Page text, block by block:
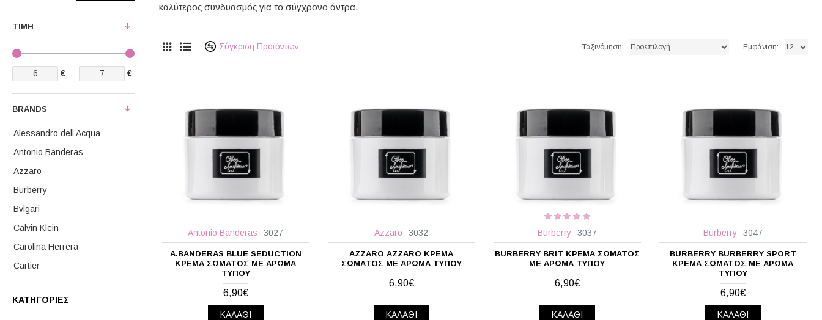
ΤΙΜΉ
€ €
BRANDS
Alessandro dell Acqua
Antonio Banderas
Azzaro
Burberry
Bvlgari
Calvin Klein
Carolina Herrera
Cartier
Christian Dior
ΚΑΤΗΓΟΡΊΕΣ
καλύτερος συνδυασμός για το σύγχρονο άντρα.
Σύγκριση Προϊόντων Ταξινόμηση: Εμφάνιση:
Antonio Banderas 3027
A.ΒANDERAS BLUE SEDUCTION
ΚΡΈΜΑ ΣΏΜΑΤΟΣ ΜΕ ΆΡΩΜΑ
ΤΎΠΟΥ
6,90€
ΚΑΛΆΘΙ
Azzaro 3032
AZZARO AZZARO ΚΡΈΜΑ
ΣΏΜΑΤΟΣ ΜΕ ΆΡΩΜΑ ΤΎΠΟΥ
6,90€
ΚΑΛΆΘΙ
Burberry 3037
BURBERRY BRIT ΚΡΈΜΑ ΣΏΜΑΤΟΣ
ΜΕ ΆΡΩΜΑ ΤΎΠΟΥ
6,90€
ΚΑΛΆΘΙ
Burberry 3047
BURBERRY BURBERRY SPORT
ΚΡΈΜΑ ΣΏΜΑΤΟΣ ΜΕ ΆΡΩΜΑ
ΤΎΠΟΥ
6,90€
ΚΑΛΆΘΙ